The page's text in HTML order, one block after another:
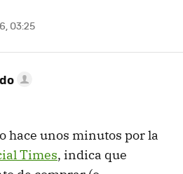
03:25
hace unos minutos por la
Times, indica que